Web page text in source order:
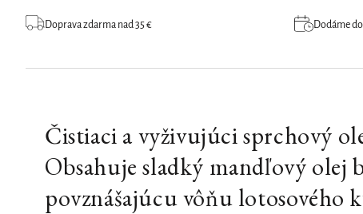
Doprava zdarma nad 35 € Dodáme
Čistiaci a vyživujúci sprchový
Obsahuje sladký mandľový olej
povznášajúcu vôňu lotosového